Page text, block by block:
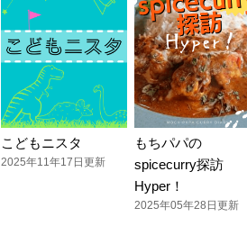
こどもニスタ
2025年11年17日更新
もちパパの
spicecurry探訪
Hyper！
2025年05年28日更新